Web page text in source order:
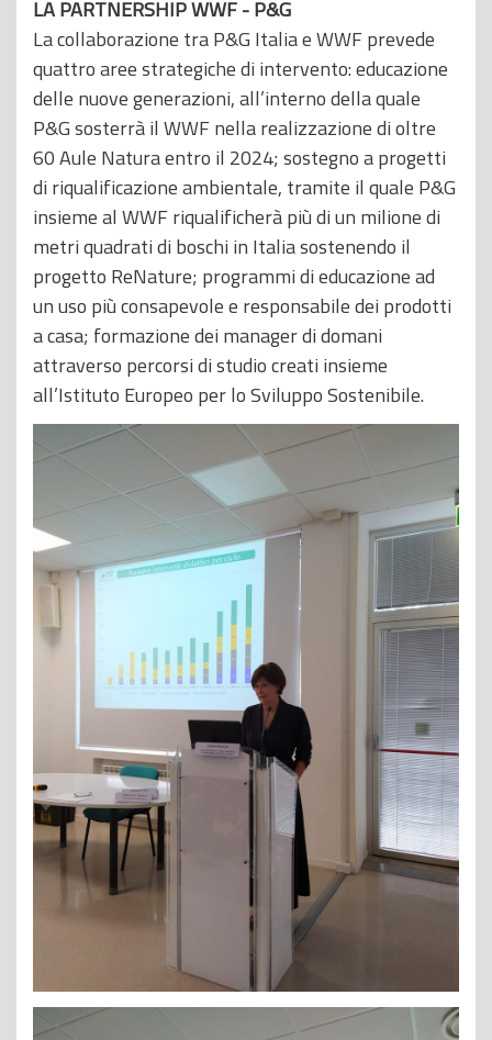
LA PARTNERSHIP WWF - P&G
La collaborazione tra P&G Italia e WWF prevede
quattro aree strategiche di intervento: educazione
delle nuove generazioni, all’interno della quale
P&G sosterrà il WWF nella realizzazione di oltre
60 Aule Natura entro il 2024; sostegno a progetti
di riqualificazione ambientale, tramite il quale P&G
insieme al WWF riqualificherà più di un milione di
metri quadrati di boschi in Italia sostenendo il
progetto ReNature; programmi di educazione ad
un uso più consapevole e responsabile dei prodotti
a casa; formazione dei manager di domani
attraverso percorsi di studio creati insieme
all’Istituto Europeo per lo Sviluppo Sostenibile.